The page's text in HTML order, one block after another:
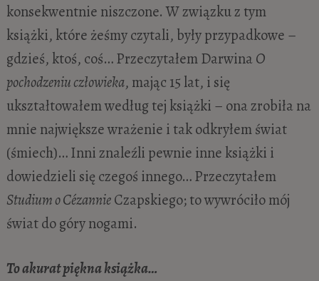
konsekwentnie niszczone. W związku z tym
książki, które żeśmy czytali, były przypadkowe –
gdzieś, ktoś, coś… Przeczytałem DarwinaO
pochodzeniu człowieka, mając 15 lat, i się
ukształtowałem według tej książki – ona zrobiła na
mnie największe wrażenie i tak odkryłem świat
(śmiech)… Inni znaleźli pewnie inne książki i
dowiedzieli się czegoś innego… Przeczytałem
Studium o CézannieCzapskiego; to wywróciło mój
świat do góry nogami.
To akurat piękna książka…